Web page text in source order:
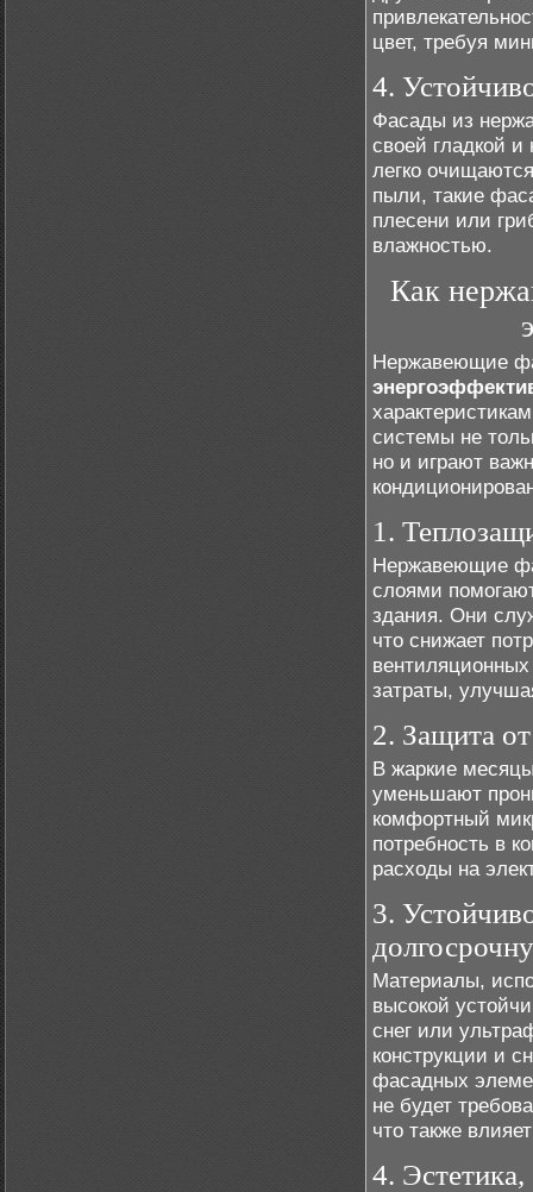
цвет, требуя
4.
Фасады из
своей гладкой и
легко
пыли, такие
плесени или
влажностью.
Как
Нержавеющие
системы не
но и играют
1.
Нержавеющие
слоями
здания. Они
что снижает
затраты,
2. Защита
В жаркие
уменьшают
комфортный
потребность в
расходы на
3.
Материалы,
высокой
снег или
конструкции и
фасадных
не будет
что также
4.